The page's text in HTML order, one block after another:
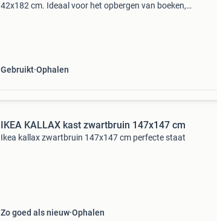
42x182 cm. Ideaal voor het opbergen van boeken,
Gebruikt Ophalen
IKEA KALLAX kast zwartbruin 147x147 cm
Ikea kallax zwartbruin 147x147 cm perfecte staat
Zo goed als nieuw Ophalen